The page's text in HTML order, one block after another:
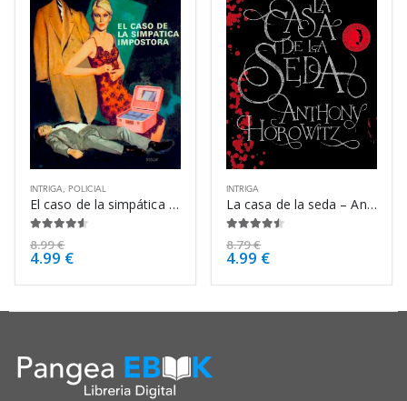
INTRIGA POLICIAL
El caso de la simpática impostora – Erle Stanley Gardner
8.99€
4.99 €
INTRIGA
La casa de la seda – Anthony Horowitz
8.79€
4.99 €